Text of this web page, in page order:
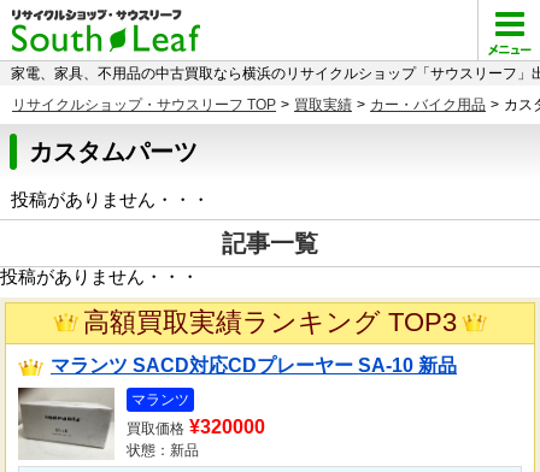
家電、家具、不用品の中古買取なら横浜のリサイクルショップ「サウスリーフ」
リサイクルショップ・サウスリーフ TOP > 買取実績 > カー・バイク用品 > カス
カスタムパーツ
投稿がありません・・・
記事一覧
投稿がありません・・・
高額買取実績ランキング TOP3
マランツ SACD対応CDプレーヤー SA-10 新品
マランツ
買取価格 ¥320000
状態：新品